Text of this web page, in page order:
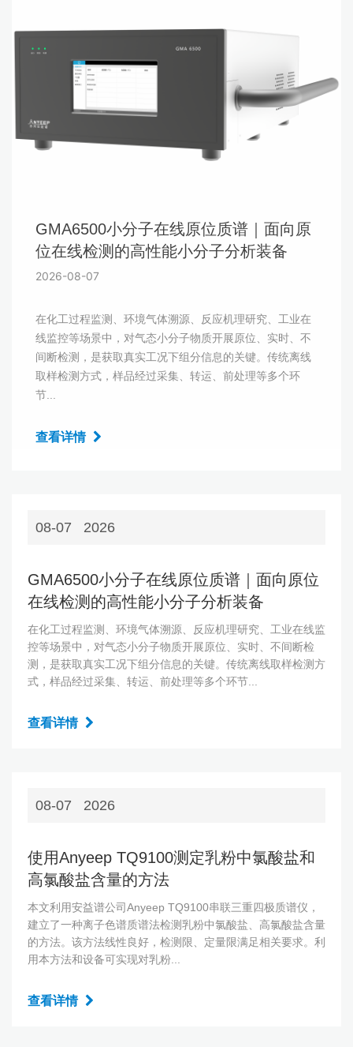
GMA6500小分子在线原位质谱｜面向原
位在线检测的高性能小分子分析装备
2026-08-07
在化工过程监测、环境气体溯源、反应机理研究、工业在
线监控等场景中，对气态小分子物质开展原位、实时、不
间断检测，是获取真实工况下组分信息的关键。传统离线
取样检测方式，样品经过采集、转运、前处理等多个环
节...
查看详情
08-07 2026
GMA6500小分子在线原位质谱｜面向原位
在线检测的高性能小分子分析装备
在化工过程监测、环境气体溯源、反应机理研究、工业在线监
控等场景中，对气态小分子物质开展原位、实时、不间断检
测，是获取真实工况下组分信息的关键。传统离线取样检测方
式，样品经过采集、转运、前处理等多个环节...
查看详情
08-07 2026
使用Anyeep TQ9100测定乳粉中氯酸盐和
高氯酸盐含量的方法
本文利用安益谱公司Anyeep TQ9100串联三重四极质谱仪，
建立了一种离子色谱质谱法检测乳粉中氯酸盐、高氯酸盐含量
的方法。该方法线性良好，检测限、定量限满足相关要求。利
用本方法和设备可实现对乳粉...
查看详情